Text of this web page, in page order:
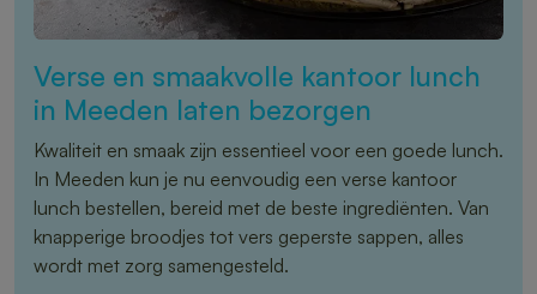
Verse en smaakvolle kantoor lunch
in Meeden laten bezorgen
Kwaliteit en smaak zijn essentieel voor een goede lunch.
In Meeden kun je nu eenvoudig een verse kantoor
lunch bestellen, bereid met de beste ingrediënten. Van
knapperige broodjes tot vers geperste sappen, alles
wordt met zorg samengesteld.